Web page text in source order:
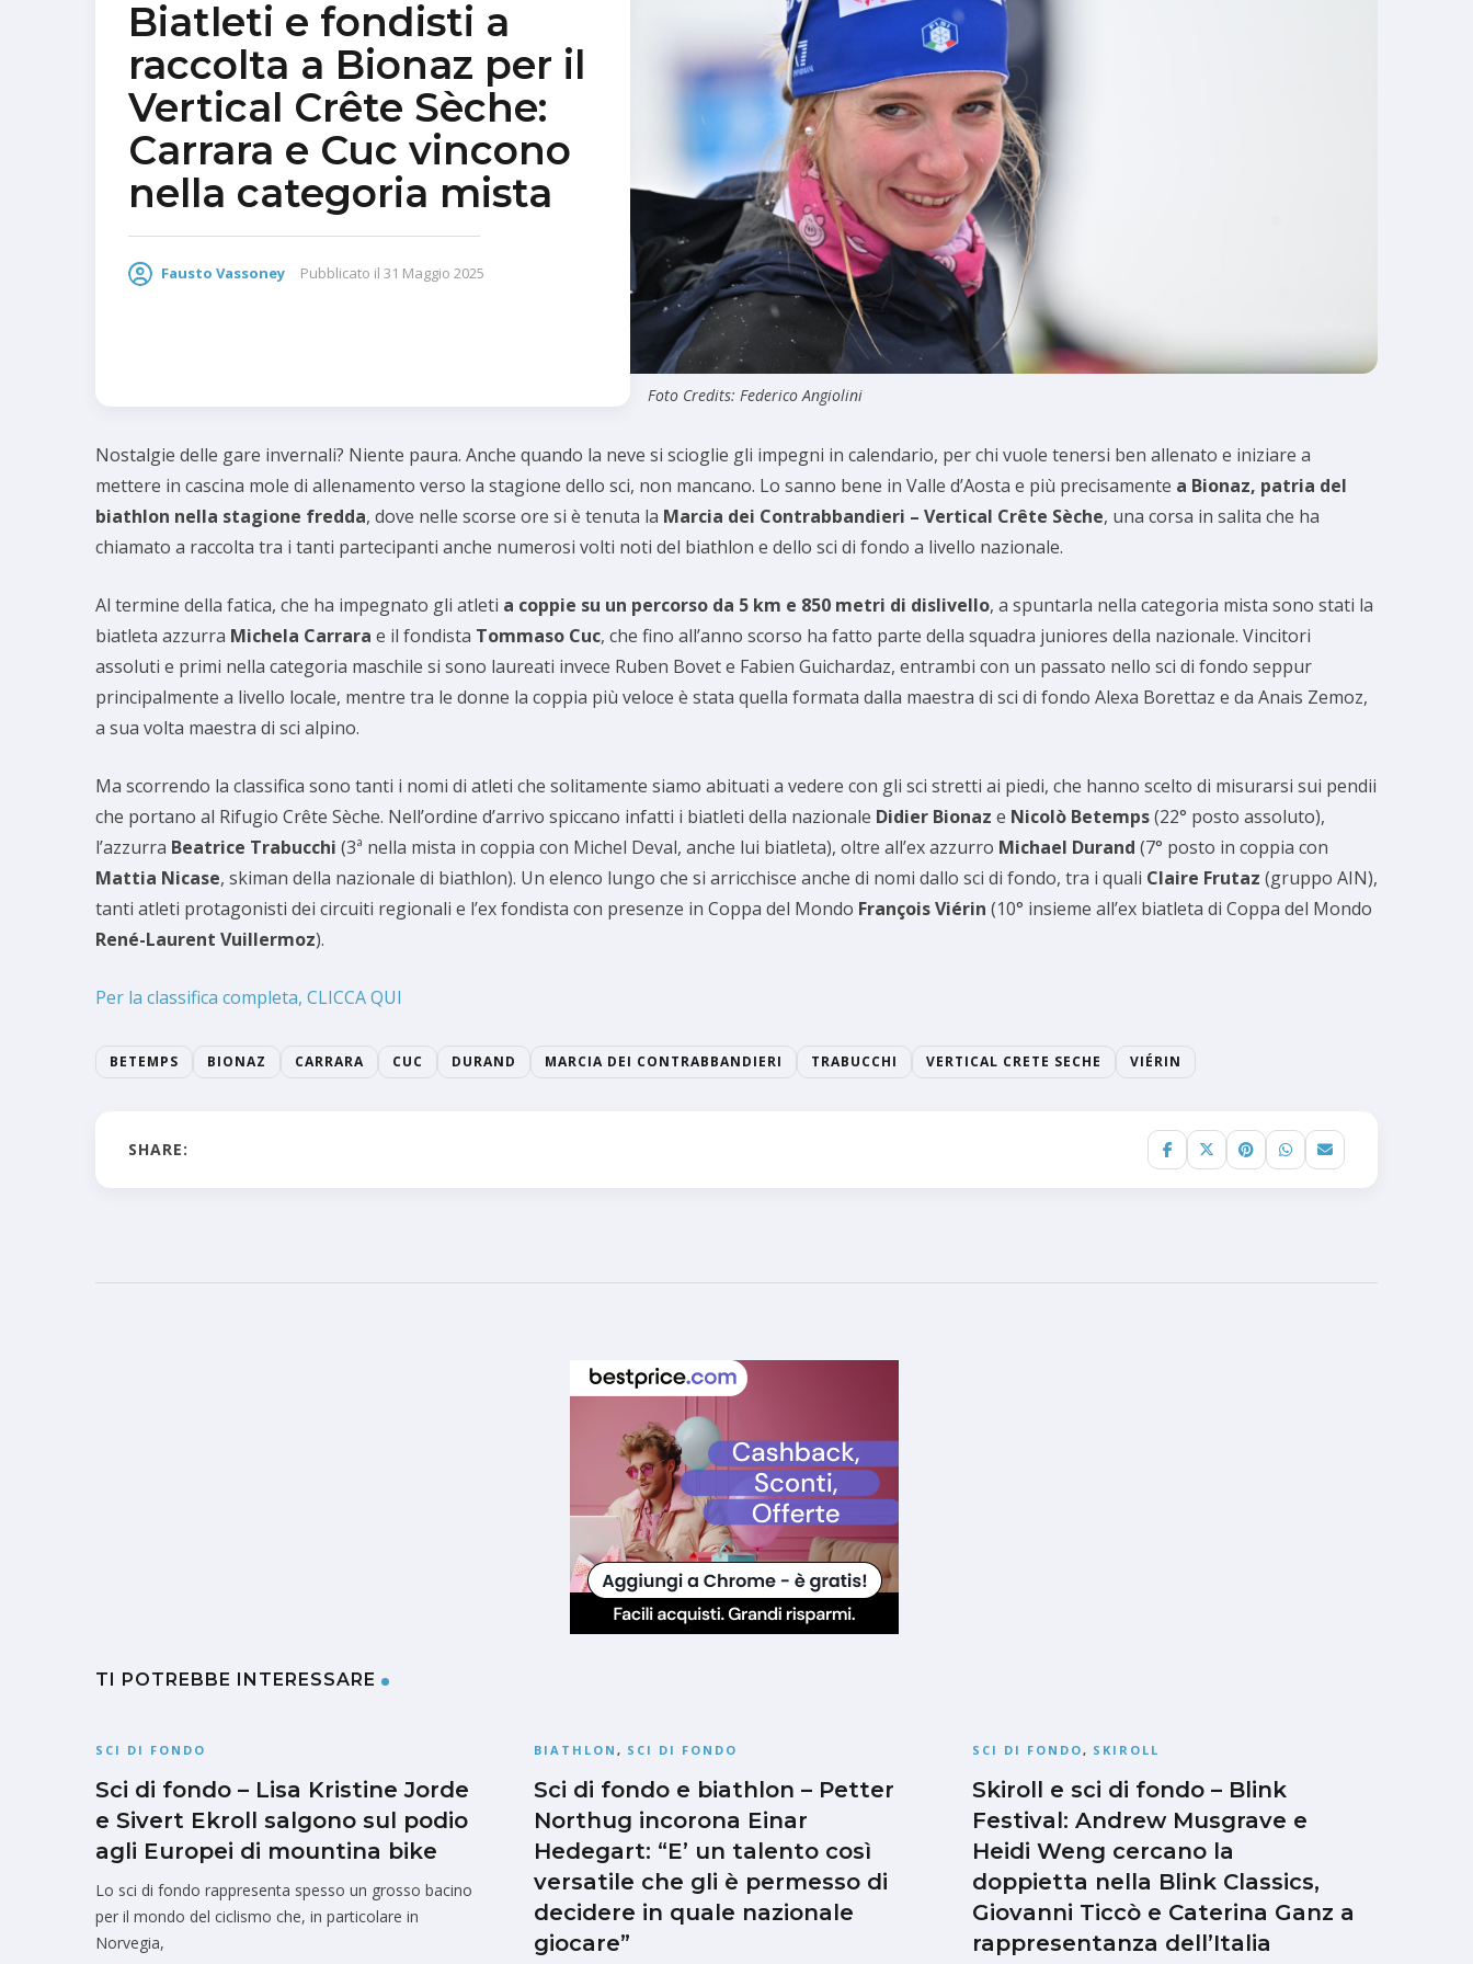
Biatleti e fondisti a
raccolta a Bionaz per il
Vertical Crête Sèche:
Carrara e Cuc vincono
nella categoria mista
Fausto Vassoney Pubblicato il 31 Maggio 2025
Foto Credits: Federico Angiolini
Nostalgie delle gare invernali? Niente paura. Anche quando la neve si scioglie gli impegni in calendario, per chi vuole tenersi ben allenato e iniziare a
mettere in cascina mole di allenamento verso la stagione dello sci, non mancano. Lo sanno bene in Valle d’Aosta e più precisamente a Bionaz, patria del
biathlon nella stagione fredda, dove nelle scorse ore si è tenuta la Marcia dei Contrabbandieri – Vertical Crête Sèche, una corsa in salita che ha
chiamato a raccolta tra i tanti partecipanti anche numerosi volti noti del biathlon e dello sci di fondo a livello nazionale.
Al termine della fatica, che ha impegnato gli atleti a coppie su un percorso da 5 km e 850 metri di dislivello, a spuntarla nella categoria mista sono stati la
biatleta azzurra Michela Carrara e il fondista Tommaso Cuc, che fino all’anno scorso ha fatto parte della squadra juniores della nazionale. Vincitori
assoluti e primi nella categoria maschile si sono laureati invece Ruben Bovet e Fabien Guichardaz, entrambi con un passato nello sci di fondo seppur
principalmente a livello locale, mentre tra le donne la coppia più veloce è stata quella formata dalla maestra di sci di fondo Alexa Borettaz e da Anais Zemoz,
a sua volta maestra di sci alpino.
Ma scorrendo la classifica sono tanti i nomi di atleti che solitamente siamo abituati a vedere con gli sci stretti ai piedi, che hanno scelto di misurarsi sui pendii
che portano al Rifugio Crête Sèche. Nell’ordine d’arrivo spiccano infatti i biatleti della nazionale Didier Bionaz e Nicolò Betemps(22° posto assoluto),
l’azzurra Beatrice Trabucchi (3ª nella mista in coppia con Michel Deval, anche lui biatleta), oltre all’ex azzurro Michael Durand (7° posto in coppia con
Mattia Nicase, skiman della nazionale di biathlon). Un elenco lungo che si arricchisce anche di nomi dallo sci di fondo, tra i quali Claire Frutaz (gruppo AIN),
tanti atleti protagonisti dei circuiti regionali e l’ex fondista con presenze in Coppa del Mondo François Viérin (10° insieme all’ex biatleta di Coppa del Mondo
René-Laurent Vuillermoz).
Per la classifica completa, CLICCA QUI
BETEMPS BIONAZ CARRARA CUC DURAND MARCIA DEI CONTRABBANDIERI TRABUCCHI VERTICAL CRETE SECHE VIÉRIN
SHARE:
TI POTREBBE INTERESSARE
SCI DI FONDO
Sci di fondo – Lisa Kristine Jorde
e Sivert Ekroll salgono sul podio
agli Europei di mountina bike
Lo sci di fondo rappresenta spesso un grosso bacino
per il mondo del ciclismo che, in particolare in
Norvegia,
BIATHLON , SCI DI FONDO
Sci di fondo e biathlon – Petter
Northug incorona Einar
Hedegart: “E’ un talento così
versatile che gli è permesso di
decidere in quale nazionale
giocare”
SCI DI FONDO, SKIROLL
Skiroll e sci di fondo – Blink
Festival: Andrew Musgrave e
Heidi Weng cercano la
doppietta nella Blink Classics,
Giovanni Ticcò e Caterina Ganz a
rappresentanza dell’Italia